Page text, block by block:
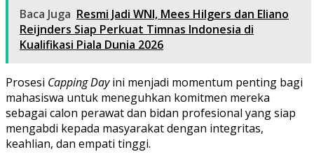
Baca Juga Resmi Jadi WNI, Mees Hilgers dan Eliano
Reijnders Siap Perkuat Timnas Indonesia di
Kualifikasi Piala Dunia 2026
Prosesi Capping Dayini menjadi momentum penting bagi
mahasiswa untuk meneguhkan komitmen mereka
sebagai calon perawat dan bidan profesional yang siap
mengabdi kepada masyarakat dengan integritas,
keahlian, dan empati tinggi.